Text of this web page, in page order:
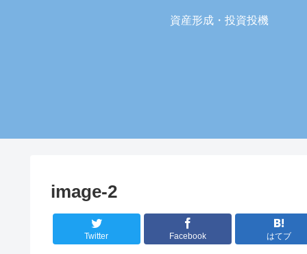
資産形成・投資投機
image-2
Twitter Facebook はてブ